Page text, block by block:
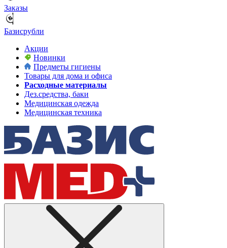
Заказы
Базисрубли
Акции
Новинки
Предметы гигиены
Товары для дома и офиса
Расходные материалы
Дез.средства, баки
Медицинская одежда
Медицинская техника